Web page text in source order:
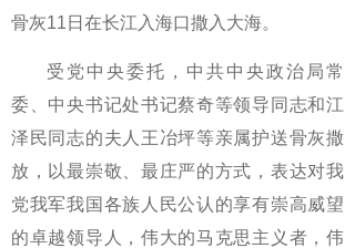
骨灰11日在长江入海口撒入大海。
受党中央委托，中共中央政治局常
委、中央书记处书记蔡奇等领导同志和江
泽民同志的夫人王冶坪等亲属护送骨灰撒
放，以最崇敬、最庄严的方式，表达对我
党我军我国各族人民公认的享有崇高威望
的卓越领导人，伟大的马克思主义者，伟